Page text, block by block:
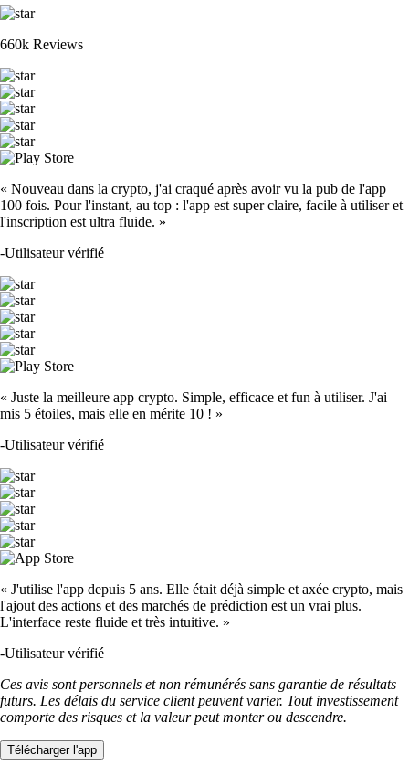
660k Reviews
« Nouveau dans la crypto, j'ai craqué après avoir vu la pub de l'app
100 fois. Pour l'instant, au top : l'app est super claire, facile à utiliser et
l'inscription est ultra fluide. »
-Utilisateur vérifié
« Juste la meilleure app crypto. Simple, efficace et fun à utiliser. J'ai
mis 5 étoiles, mais elle en mérite 10 ! »
-Utilisateur vérifié
« J'utilise l'app depuis 5 ans. Elle était déjà simple et axée crypto, mais
l'ajout des actions et des marchés de prédiction est un vrai plus.
L'interface reste fluide et très intuitive. »
-Utilisateur vérifié
Ces avis sont personnels et non rémunérés sans garantie de résultats
futurs. Les délais du service client peuvent varier. Tout investissement
comporte des risques et la valeur peut monter ou descendre.
Télécharger l'app